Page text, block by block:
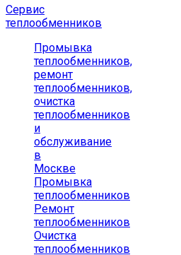
Сервис
теплообменников
Промывка
теплообменников,
ремонт
теплообменников,
очистка
теплообменников
и
обслуживание
в
Москве
Промывка
теплообменников
Ремонт
теплообменников
Очистка
теплообменников